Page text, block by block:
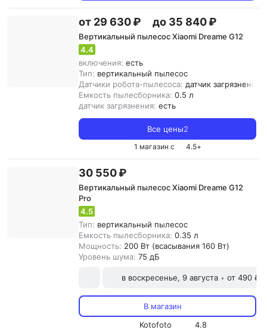
от 29 630 ₽ до 35 840 ₽
Вертикальный пылесос Xiaomi Dreame G12
4.4
включения: есть
Тип: вертикальный пылесос
Датчики робота-пылесоса: датчик загрязнения
Емкость пылесборника: 0.5 л
датчик загрязнения: есть
Все цены2
1 магазин с 4.5+
30 550 ₽
Вертикальный пылесос Xiaomi Dreame G12
Pro
4.5
Тип: вертикальный пылесос
Емкость пылесборника: 0.35 л
Мощность: 200 Вт (всасывания 160 Вт)
Уровень шума: 75 дБ
в воскресенье, 9 августа • от 490 ₽
В магазин
Kotofoto
4.8